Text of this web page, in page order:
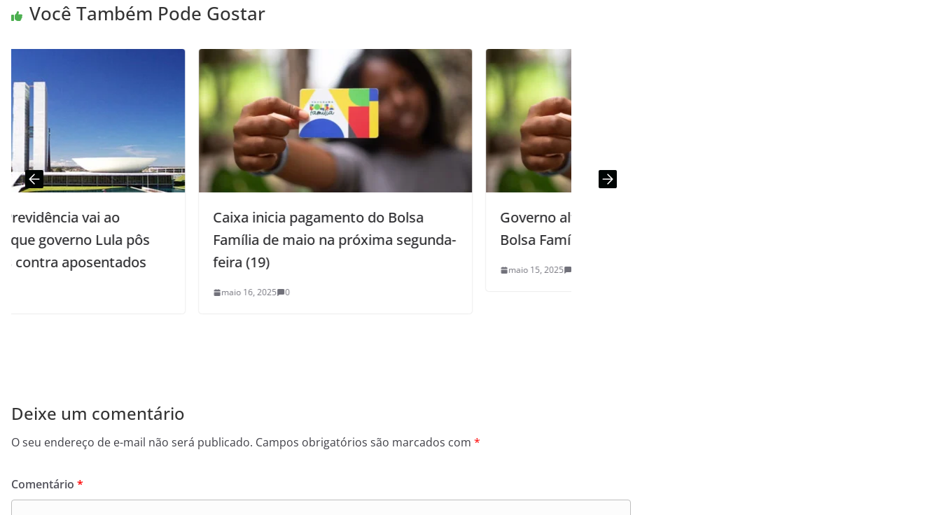
Você Também Pode Gostar
Caixa inicia pagamento do Bolsa
Família de maio na próxima segunda-
feira (19)
Governo altera regra de transição do
Bolsa Família; entenda
Deixe um comentário
O seu endereço de e-mail não será publicado. Campos obrigatórios são marcados com *
Comentário *